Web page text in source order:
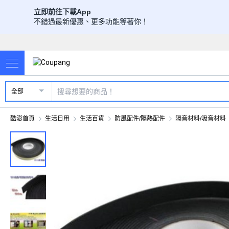
立即前往下載App
不錯過最新優惠、更多功能等著你！
全部
酷澎首頁 生活日用 生活百貨 防風配件/隔熱配件 隔音材料/吸音材料